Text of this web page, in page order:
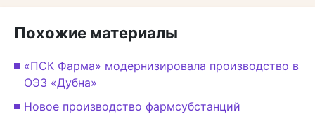
Похожие материалы
«ПСК Фарма» модернизировала производство в
ОЭЗ «Дубна»
Новое производство фармсубстанций